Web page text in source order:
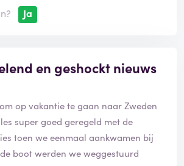
Ja
en geshockt nieuws
op vakantie te gaan naar Zweden
super goed geregeld met de
toen we eenmaal aankwamen bij
boot werden we weggestuurd